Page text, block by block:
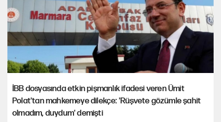
İBB dosyasında etkin pişmanlık ifadesi veren Ümit
Polat'tan mahkemeye dilekçe: 'Rüşvete gözümle şahit
olmadım, duydum' demişti